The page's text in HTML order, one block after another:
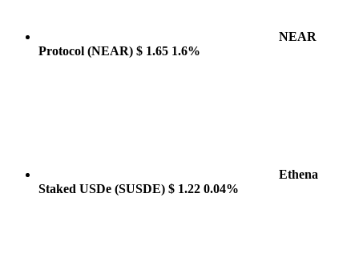
NEAR
Protocol (NEAR) $ 1.65 1.6%
Ethena
Staked USDe (SUSDE) $ 1.22 0.04%